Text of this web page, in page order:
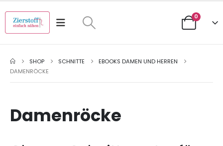
0
SHOP SCHNITTE
EBOOKS DAMEN UND HERREN
DAMENRÖCKE
Damenröcke